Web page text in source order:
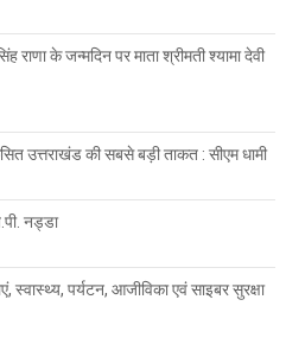
राणा के जन्मदिन पर माता श्रीमती श्यामा देवी
उत्तराखंड की सबसे बड़ी ताकत : सीएम धामी
नड्डा
स्वास्थ्य, पर्यटन, आजीविका एवं साइबर सुरक्षा